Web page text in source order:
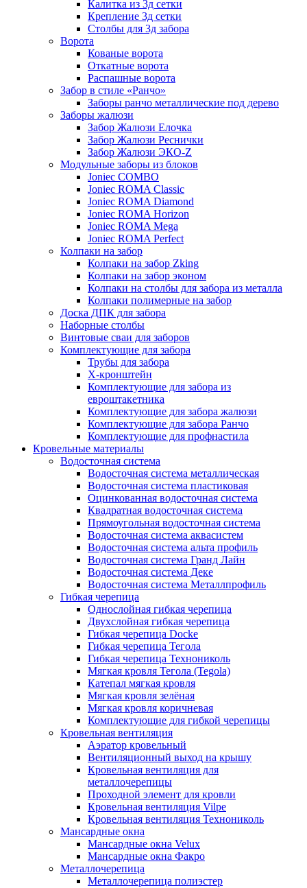
Калитка из 3д сетки
Крепление 3д сетки
Столбы для 3д забора
Ворота
Кованые ворота
Откатные ворота
Распашные ворота
Забор в стиле «Ранчо»
Заборы ранчо металлические под дерево
Заборы жалюзи
Забор Жалюзи Елочка
Забор Жалюзи Реснички
Забор Жалюзи ЭКО-Z
Модульные заборы из блоков
Joniec COMBO
Joniec ROMA Classic
Joniec ROMA Diamond
Joniec ROMA Horizon
Joniec ROMA Mega
Joniec ROMA Perfect
Колпаки на забор
Колпаки на забор Zking
Колпаки на забор эконом
Колпаки на столбы для забора из металла
Колпаки полимерные на забор
Доска ДПК для забора
Наборные столбы
Винтовые сваи для заборов
Комплектующие для забора
Трубы для забора
Х-кронштейн
Комплектующие для забора из
евроштакетника
Комплектующие для забора жалюзи
Комплектующие для забора Ранчо
Комплектующие для профнастила
Кровельные материалы
Водосточная система
Водосточная система металлическая
Водосточная система пластиковая
Оцинкованная водосточная система
Квадратная водосточная система
Прямоугольная водосточная система
Водосточная система аквасистем
Водосточная система альта профиль
Водосточная система Гранд Лайн
Водосточная система Деке
Водосточная система Металлпрофиль
Гибкая черепица
Однослойная гибкая черепица
Двухслойная гибкая черепица
Гибкая черепица Docke
Гибкая черепица Тегола
Гибкая черепица Технониколь
Мягкая кровля Тегола (Tegola)
Катепал мягкая кровля
Мягкая кровля зелёная
Мягкая кровля коричневая
Комплектующие для гибкой черепицы
Кровельная вентиляция
Аэратор кровельный
Вентиляционный выход на крышу
Кровельная вентиляция для
металлочерепицы
Проходной элемент для кровли
Кровельная вентиляция Vilpe
Кровельная вентиляция Технониколь
Мансардные окна
Мансардные окна Velux
Мансардные окна Факро
Металлочерепица
Металлочерепица полиэстер